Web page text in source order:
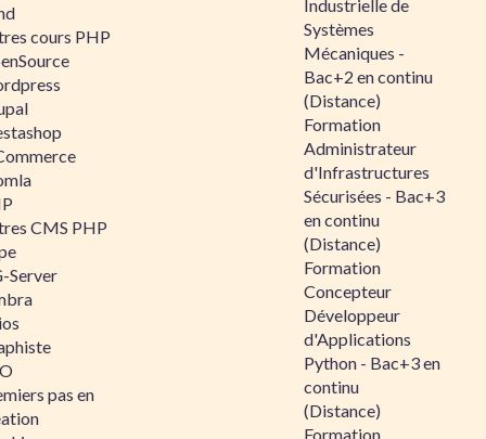
cours PHP
CMS PHP
Server
pas en
Industrielle de
Systèmes
Mécaniques -
Bac+2 en continu
(Distance)
Formation
Administrateur
d'Infrastructures
Sécurisées - Bac+3
en continu
(Distance)
Formation
Concepteur
Développeur
d'Applications
Python - Bac+3 en
continu
(Distance)
Formation